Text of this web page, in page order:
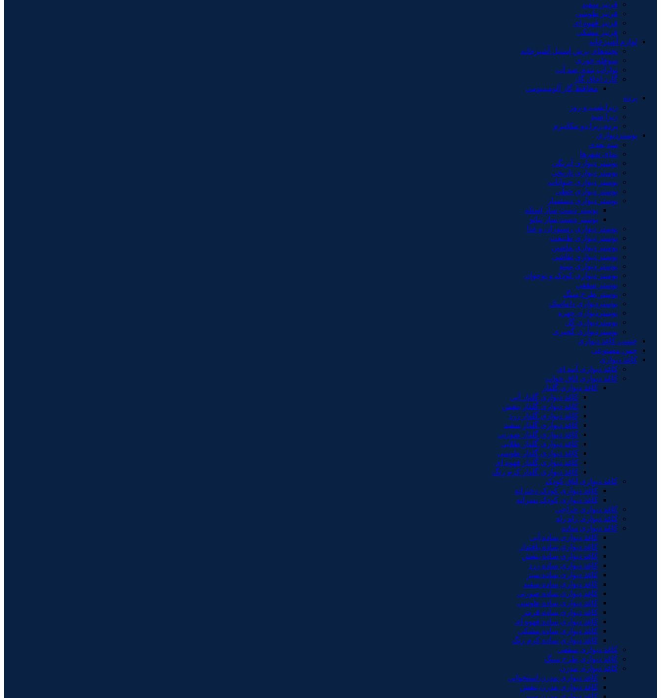
قرنیز سفید
قرنیز طوسی
قرنیز قهوه ای
قرنیز مشکی
لوازم آشپزخانه
تخته‌های برش استیل آشپزخانه
سوفله خوری
نوارآب بندی ضد آب
گارد اجاق گاز
محافظ گاز آلومینیومی
پرده
زبرا شب و روز
زبرا شید
پرده زبرا دو مکانیزم
پوستردیواری
سه بعدی
نمای شهرها
پوستر دیواری آبرنگی
پوستر دیواری تاریخی
پوستر دیواری حیوانات
پوستر دیواری خطی
پوستر دیواری دستساز
پوستر دست ساز استله
پوستر دست ساز پیانو
پوستر دیواری رستوران و غذا
پوستر دیواری طبیعت
پوستر دیواری ماشین
پوستر دیواری نقاشی
پوستر دیواری پتینه
پوستر دیواری کودک و نوجوان
پوستر سقفی
پوستر طرح سنگ
پوستردیواری داماسک
پوستردیواری چهره
پوستردیواری گل
پوستردیواری گچبری
چسب کاغذ دیواری
چمن مصنوعی
کاغذ دیواری
کاغذ دیواری آینه ای
کاغذ دیواری اتاق خواب
کاغذ دیواری گلدار
کاغذ دیواری گلدار آبی
کاغذ دیواری گلدار بنفش
کاغذ دیواری گلدار زرد
کاغذ دیواری گلدار سفید
کاغذ دیواری گلدار صورتی
کاغذ دیواری گلدار طلایی
کاغذ دیواری گلدار طوسی
کاغذ دیواری گلدار قهوه ای
کاغذ دیواری گلدار کرم رنگ
کاغذ دیواری اتاق کودک
کاغذ دیواری کودک دخترانه
کاغذ دیواری کودک پسرانه
کاغذ دیواری حراجی
کاغذ دیواری راه راه
کاغذ دیواری ساده
کاغذ دیواری ساده آبی
کاغذ دیواری ساده بافتدار
کاغذ دیواری ساده بنفش
کاغذ دیواری ساده زرد
کاغذ دیواری ساده سبز
کاغذ دیواری ساده سفید
کاغذ دیواری ساده صورتی
کاغذ دیواری ساده طوسی
کاغذ دیواری ساده قرمز
کاغذ دیواری ساده قهوه ای
کاغذ دیواری ساده مشکی
کاغذ دیواری ساده کرم رنگ
کاغذ دیواری سقفی
کاغذ دیواری طرح سنگ
کاغذ دیواری مدرن
کاغذ دیواری مدرن استخوانی
کاغذ دیواری مدرن بنفش
کاغذ دیواری مدرن سبز